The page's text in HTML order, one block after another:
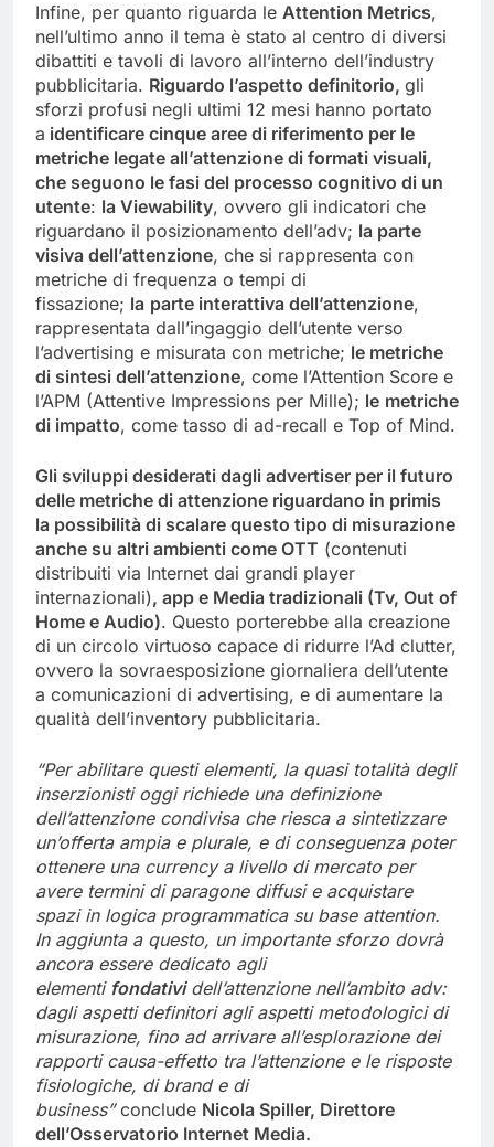
Infine, per quanto riguarda le Attention Metrics,
nell’ultimo anno il tema è stato al centro di diversi
dibattiti e tavoli di lavoro all’interno dell’industry
pubblicitaria. Riguardo l’aspetto definitorio, gli
sforzi profusi negli ultimi 12 mesi hanno portato
a identificare cinque aree di riferimento per le
metriche legate all’attenzione di formati visuali,
che seguono le fasi del processo cognitivo di un
utente: la Viewability, ovvero gli indicatori che
riguardano il posizionamento dell’adv; la parte
visiva dell’attenzione, che si rappresenta con
metriche di frequenza o tempi di
fissazione; la parte interattiva dell’attenzione,
rappresentata dall’ingaggio dell’utente verso
l’advertising e misurata con metriche; le metriche
di sintesi dell’attenzione, come l’Attention Score e
l’APM (Attentive Impressions per Mille); le metriche
di impatto, come tasso di ad-recall e Top of Mind.
Gli sviluppi desiderati dagli advertiser per il futuro
delle metriche di attenzione riguardano in primis
la possibilità di scalare questo tipo di misurazione
anche su altri ambienti come OTT (contenuti
distribuiti via Internet dai grandi player
internazionali), app e Media tradizionali (Tv, Out of
Home e Audio). Questo porterebbe alla creazione
di un circolo virtuoso capace di ridurre l’Ad clutter,
ovvero la sovraesposizione giornaliera dell’utente
a comunicazioni di advertising, e di aumentare la
qualità dell’inventory pubblicitaria.
“Per abilitare questi elementi, la quasi totalità degli
inserzionisti oggi richiede una definizione
dell’attenzione condivisa che riesca a sintetizzare
un’offerta ampia e plurale, e di conseguenza poter
ottenere una currency a livello di mercato per
avere termini di paragone diffusi e acquistare
spazi in logica programmatica su base attention.
In aggiunta a questo, un importante sforzo dovrà
ancora essere dedicato agli
elementi fondatividell’attenzione nell’ambito adv:
dagli aspetti definitori agli aspetti metodologici di
misurazione, fino ad arrivare all’esplorazione dei
rapporti causa-effetto tra l’attenzione e le risposte
fisiologiche, di brand e di
business”conclude Nicola Spiller, Direttore
dell’Osservatorio Internet Media.